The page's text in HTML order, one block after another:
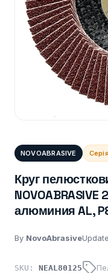
NOVOABRASIVE
Круг
алюминия AL,
By NovoAbrasive
SKU: NEAL80125